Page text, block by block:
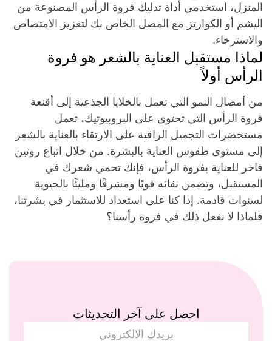
المنزل، استخدمي أداة تدليك فروة الرأس المصنوعة من
اليشم أو الكوارتز مع المصل الخاص بك لتعزيز الامتصاص
والاسترخاء.
لماذا مستقبل العناية بالشعر هو فروة
الرأس أولاً
من أمصال النمو التي تعمل بالخلايا الجذعية إلى أقنعة
فروة الرأس التي تحتوي على البروبيوتيك، تعمل
مستحضرات التجميل الراقية على الارتقاء بالعناية بالشعر
إلى مستوى طقوس العناية بالبشرة. من خلال اتباع روتين
فاخر للعناية بفروة الرأس، فإنك تحمي شعرك في
المستقبل، وتضمن بقائه قويًا ومشرقًا ومليئًا بالحيوية
لسنوات قادمة. إذا كنا على استعداد للاستثمار في بشرتنا،
فلماذا لا نفعل ذلك في فروة رأسنا؟
احصل على آخر التحديثات